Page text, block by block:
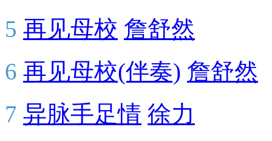
5 再见母校 詹舒然
6 再见母校(伴奏) 詹舒然
7 异脉手足情 徐力